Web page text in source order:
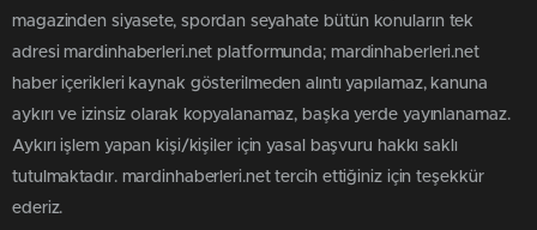
magazinden siyasete, spordan seyahate bütün konuların tek
adresi mardinhaberleri.net platformunda; mardinhaberleri.net
haber içerikleri kaynak gösterilmeden alıntı yapılamaz, kanuna
aykırı ve izinsiz olarak kopyalanamaz, başka yerde yayınlanamaz.
Aykırı işlem yapan kişi/kişiler için yasal başvuru hakkı saklı
tutulmaktadır. mardinhaberleri.net tercih ettiğiniz için teşekkür
ederiz.